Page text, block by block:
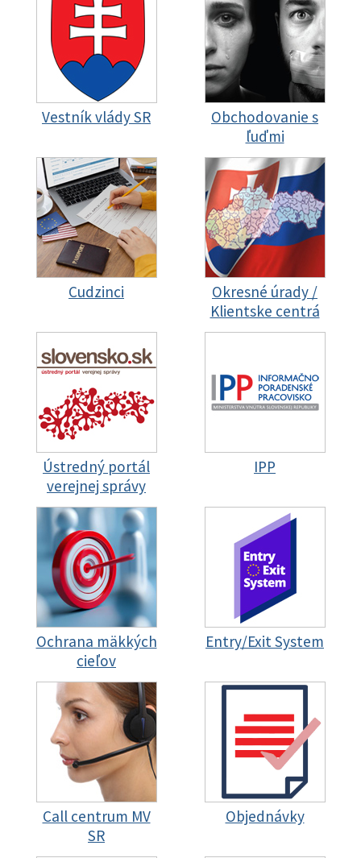
Vestník vlády SR
Obchodovanie s
ľuďmi
Cudzinci
Okresné úrady /
Klientske centrá
Ústredný portál
verejnej správy
IPP
Ochrana mäkkých
cieľov
Entry/Exit System
Call centrum MV
SR
Objednávky